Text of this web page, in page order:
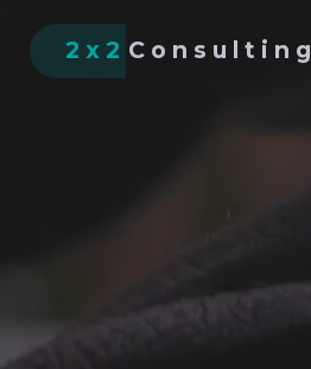
2x2 Consulting